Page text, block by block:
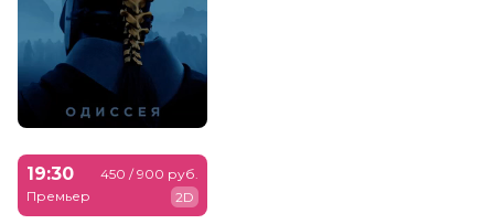
19:30
Премьер
450 / 900 руб.
2D